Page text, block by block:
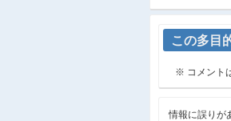
この多目
※ コメント
情報に誤りが